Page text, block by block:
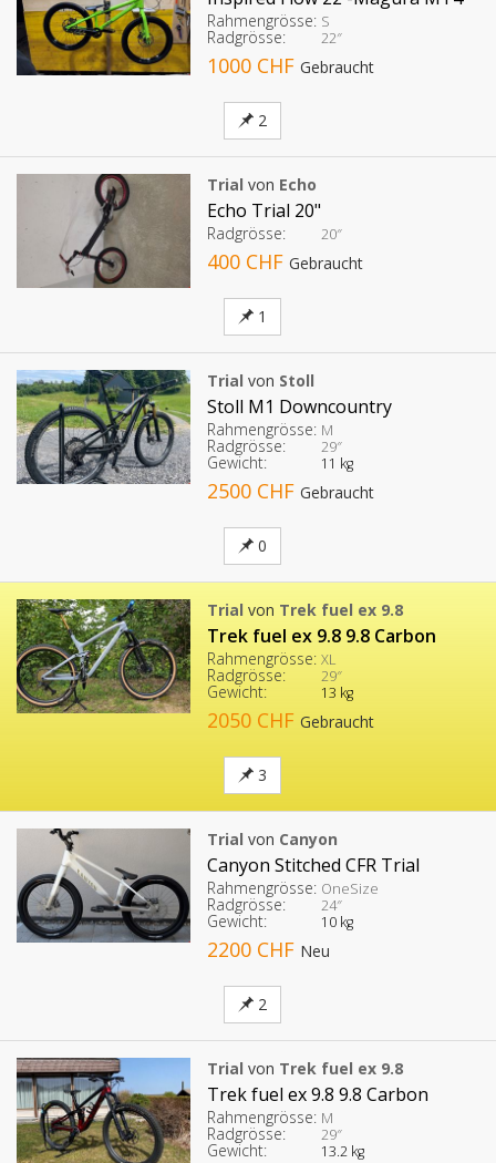
Rahmengrösse: S
Radgrösse: 22″
1000 CHF Gebraucht
2
Trial von Echo
Echo Trial 20"
Radgrösse: 20″
400 CHF Gebraucht
1
Trial von Stoll
Stoll M1 Downcountry
Rahmengrösse: M
Radgrösse: 29″
Gewicht: 11 kg
2500 CHF Gebraucht
0
Trial von Trek fuel ex 9.8
Trek fuel ex 9.8 9.8 Carbon
Rahmengrösse: XL
Radgrösse: 29″
Gewicht: 13 kg
2050 CHF Gebraucht
3
Trial von Canyon
Canyon Stitched CFR Trial
Rahmengrösse: OneSize
Radgrösse: 24″
Gewicht: 10 kg
2200 CHF Neu
2
Trial von Trek fuel ex 9.8
Trek fuel ex 9.8 9.8 Carbon
Rahmengrösse: M
Radgrösse: 29″
Gewicht: 13.2 kg